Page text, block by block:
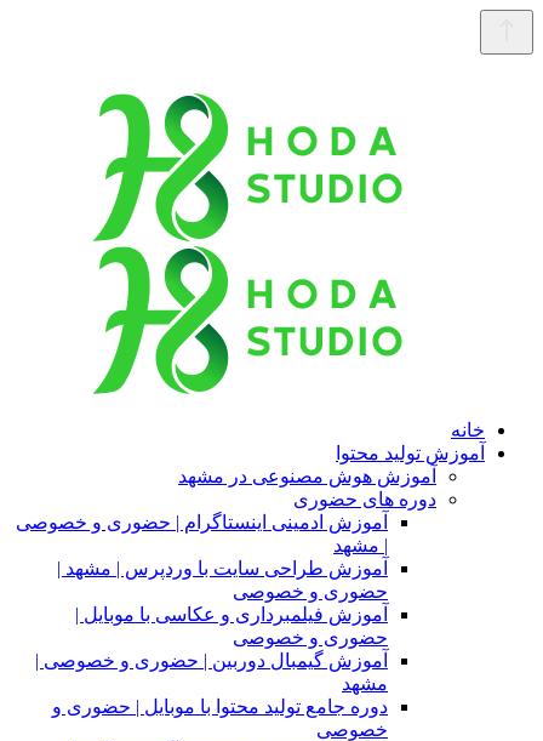
خانه
آموزش تولید محتوا
آموزش هوش مصنوعی در مشهد
دوره های حضوری
آموزش ادمینی اینستاگرام | حضوری و خصوصی
| مشهد
آموزش طراحی سایت با وردپرس | مشهد |
حضوری و خصوصی
آموزش فیلمبرداری و عکاسی با موبایل |
حضوری و خصوصی
آموزش گیمبال دوربین | حضوری و خصوصی |
مشهد
دوره جامع تولید محتوا با موبایل | حضوری و
خصوصی